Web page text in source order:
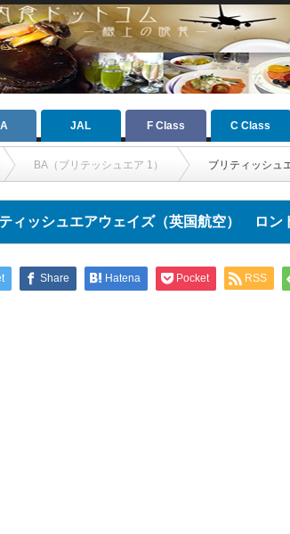
JAL F Class C Class
BA（ブリテッシュエア 1） ブリティッシュ
ィッシュエアウェイズ（英国航空） ロ
Share Hatena Pocket RSS